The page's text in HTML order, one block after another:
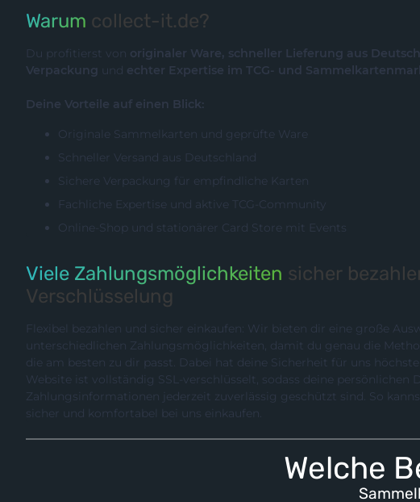
Warum collect-it.de?
Du profitierst von originaler Ware, schneller Lieferung aus
Verpackung und echter Expertise im TCG- und
Deine Vorteile auf einen Blick:
Originale Sammelkarten und geprüfte Ware
Schneller Versand aus Deutschland
Sichere Verpackung für empfindliche Karten
Fachliche Expertise und aktive TCG-Community
Online-Shop und stationärer Card Store mit Events
Viele Zahlungsmöglichkeiten sicher
Verschlüsselung
Flexibel bezahlen und sicher einkaufen: Wir bieten dir eine große
unterschiedlichen Zahlungsmöglichkeiten, damit du genau die Methode wählen können,
die am besten zu dir passt. Dabei hat deine Sicherheit für uns höchste
Website ist vollständig SSL-verschlüsselt, sodass deine persönlichen
Zahlungsinformationen jederzeit zuverlässig geschützt sind. So kannst du entspannt,
sicher und komfortabel bei uns einkaufen.
Welche